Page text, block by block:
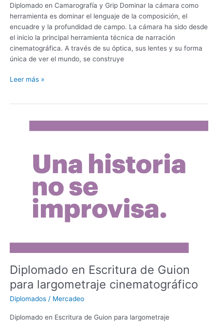
Diplomado en Camarografía y Grip Dominar la cámara como
herramienta es dominar el lenguaje de la composición, el
encuadre y la profundidad de campo. La cámara ha sido desde
el inicio la principal herramienta técnica de narración
cinematográfica. A través de su óptica, sus lentes y su forma
única de ver el mundo, se construye
Leer más »
Diplomado en Escritura de Guion
para largometraje cinematográfico
Diplomados / Mercadeo
Diplomado en Escritura de Guion para largometraje
largometraje
cinematográfico